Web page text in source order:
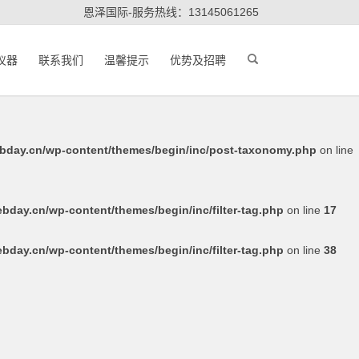
wp-content/themes/begin/inc/post-taxonomy.php on line
wp-content/themes/begin/inc/filter-tag.php on line 17
wp-content/themes/begin/inc/filter-tag.php on line 38
恩泽国际-服务热线：‭13145061265‬
器 联系我们 温馨提示 优势及招聘